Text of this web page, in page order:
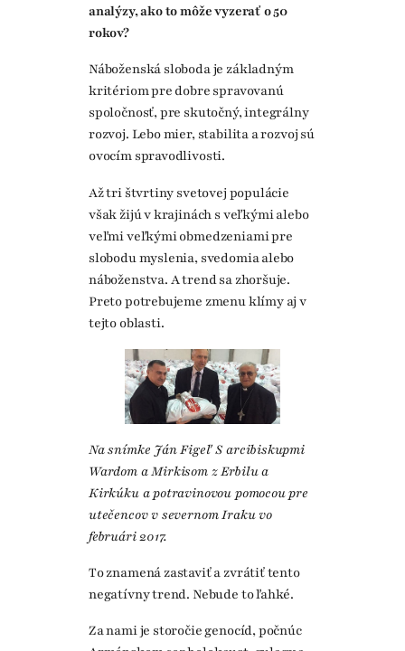
analýzy, ako to môže vyzerať o 50
rokov?
Náboženská sloboda je základným
kritériom pre dobre spravovanú
spoločnosť, pre skutočný, integrálny
rozvoj. Lebo mier, stabilita a rozvoj sú
ovocím spravodlivosti.
Až tri štvrtiny svetovej populácie
však žijú v krajinách s veľkými alebo
veľmi veľkými obmedzeniami pre
slobodu myslenia, svedomia alebo
náboženstva. A trend sa zhoršuje.
Preto potrebujeme zmenu klímy aj v
tejto oblasti.
Na snímke Ján Figeľ S arcibiskupmi
Wardom a Mirkisom z Erbilu a
Kirkúku a potravinovou pomocou pre
utečencov v severnom Iraku vo
februári 2017.
To znamená zastaviť a zvrátiť tento
negatívny trend. Nebude to ľahké.
Za nami je storočie genocíd, počnúc